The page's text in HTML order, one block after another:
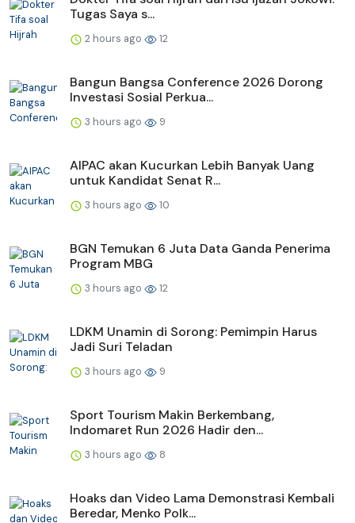
Tugas Saya s...
2 hours ago 12
Bangun Bangsa Conference 2026 Dorong
Investasi Sosial Perkua...
3 hours ago 9
AIPAC akan Kucurkan Lebih Banyak Uang
untuk Kandidat Senat R...
3 hours ago 10
BGN Temukan 6 Juta Data Ganda Penerima
Program MBG
3 hours ago 12
LDKM Unamin di Sorong: Pemimpin Harus
Jadi Suri Teladan
3 hours ago 9
Sport Tourism Makin Berkembang,
Indomaret Run 2026 Hadir den...
3 hours ago 8
Hoaks dan Video Lama Demonstrasi Kembali
Beredar, Menko Polk...